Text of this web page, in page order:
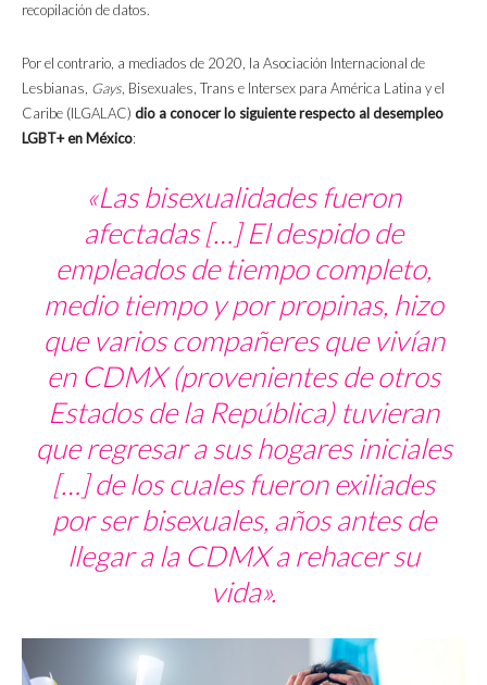
recopilación de datos.
Por el contrario, a mediados de 2020, la Asociación Internacional de
Lesbianas, Gays, Bisexuales, Trans e Intersex para América Latina y el
Caribe (ILGALAC) dio a conocer lo siguienterespecto al desempleo
LGBT+ en México:
«Las bisexualidades fueron
afectadas […] El despido de
empleados de tiempo completo,
medio tiempo y por propinas, hizo
que varios compañeres que vivían
en CDMX (provenientes de otros
Estados de la República) tuvieran
que regresar a sus hogares iniciales
[…] de los cuales fueron exiliades
por ser bisexuales, años antes de
llegar a la CDMX a rehacer su
vida».